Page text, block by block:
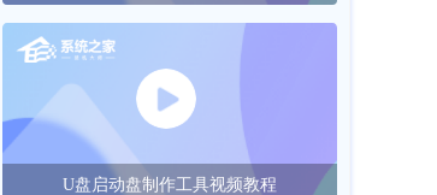
U盘启动盘制作工具视频教程